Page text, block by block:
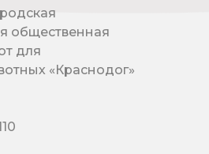
общественная
для
«Краснодог»